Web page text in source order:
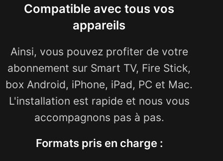
Compatible avec tous vos
appareils
Ainsi, vous pouvez profiter de votre
abonnement sur Smart TV, Fire Stick,
box Android, iPhone, iPad, PC et Mac.
L'installation est rapide et nous vous
accompagnons pas à pas.
Formats pris en charge :